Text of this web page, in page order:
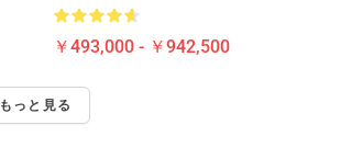
￥493,000 - ￥942,500
もっと見る